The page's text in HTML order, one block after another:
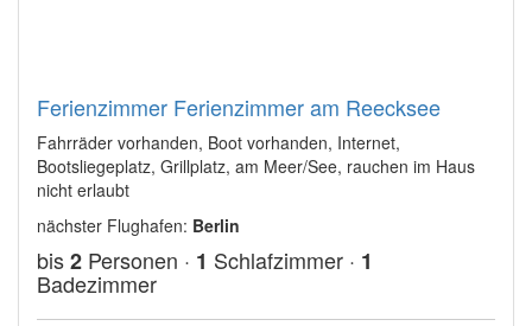
Ferienzimmer Ferienzimmer am Reecksee
Fahrräder vorhanden, Boot vorhanden, Internet,
Bootsliegeplatz, Grillplatz, am Meer/See, rauchen im Haus
nicht erlaubt
nächster Flughafen: Berlin
bis2 Personen · 1 Schlafzimmer · 1
Badezimmer